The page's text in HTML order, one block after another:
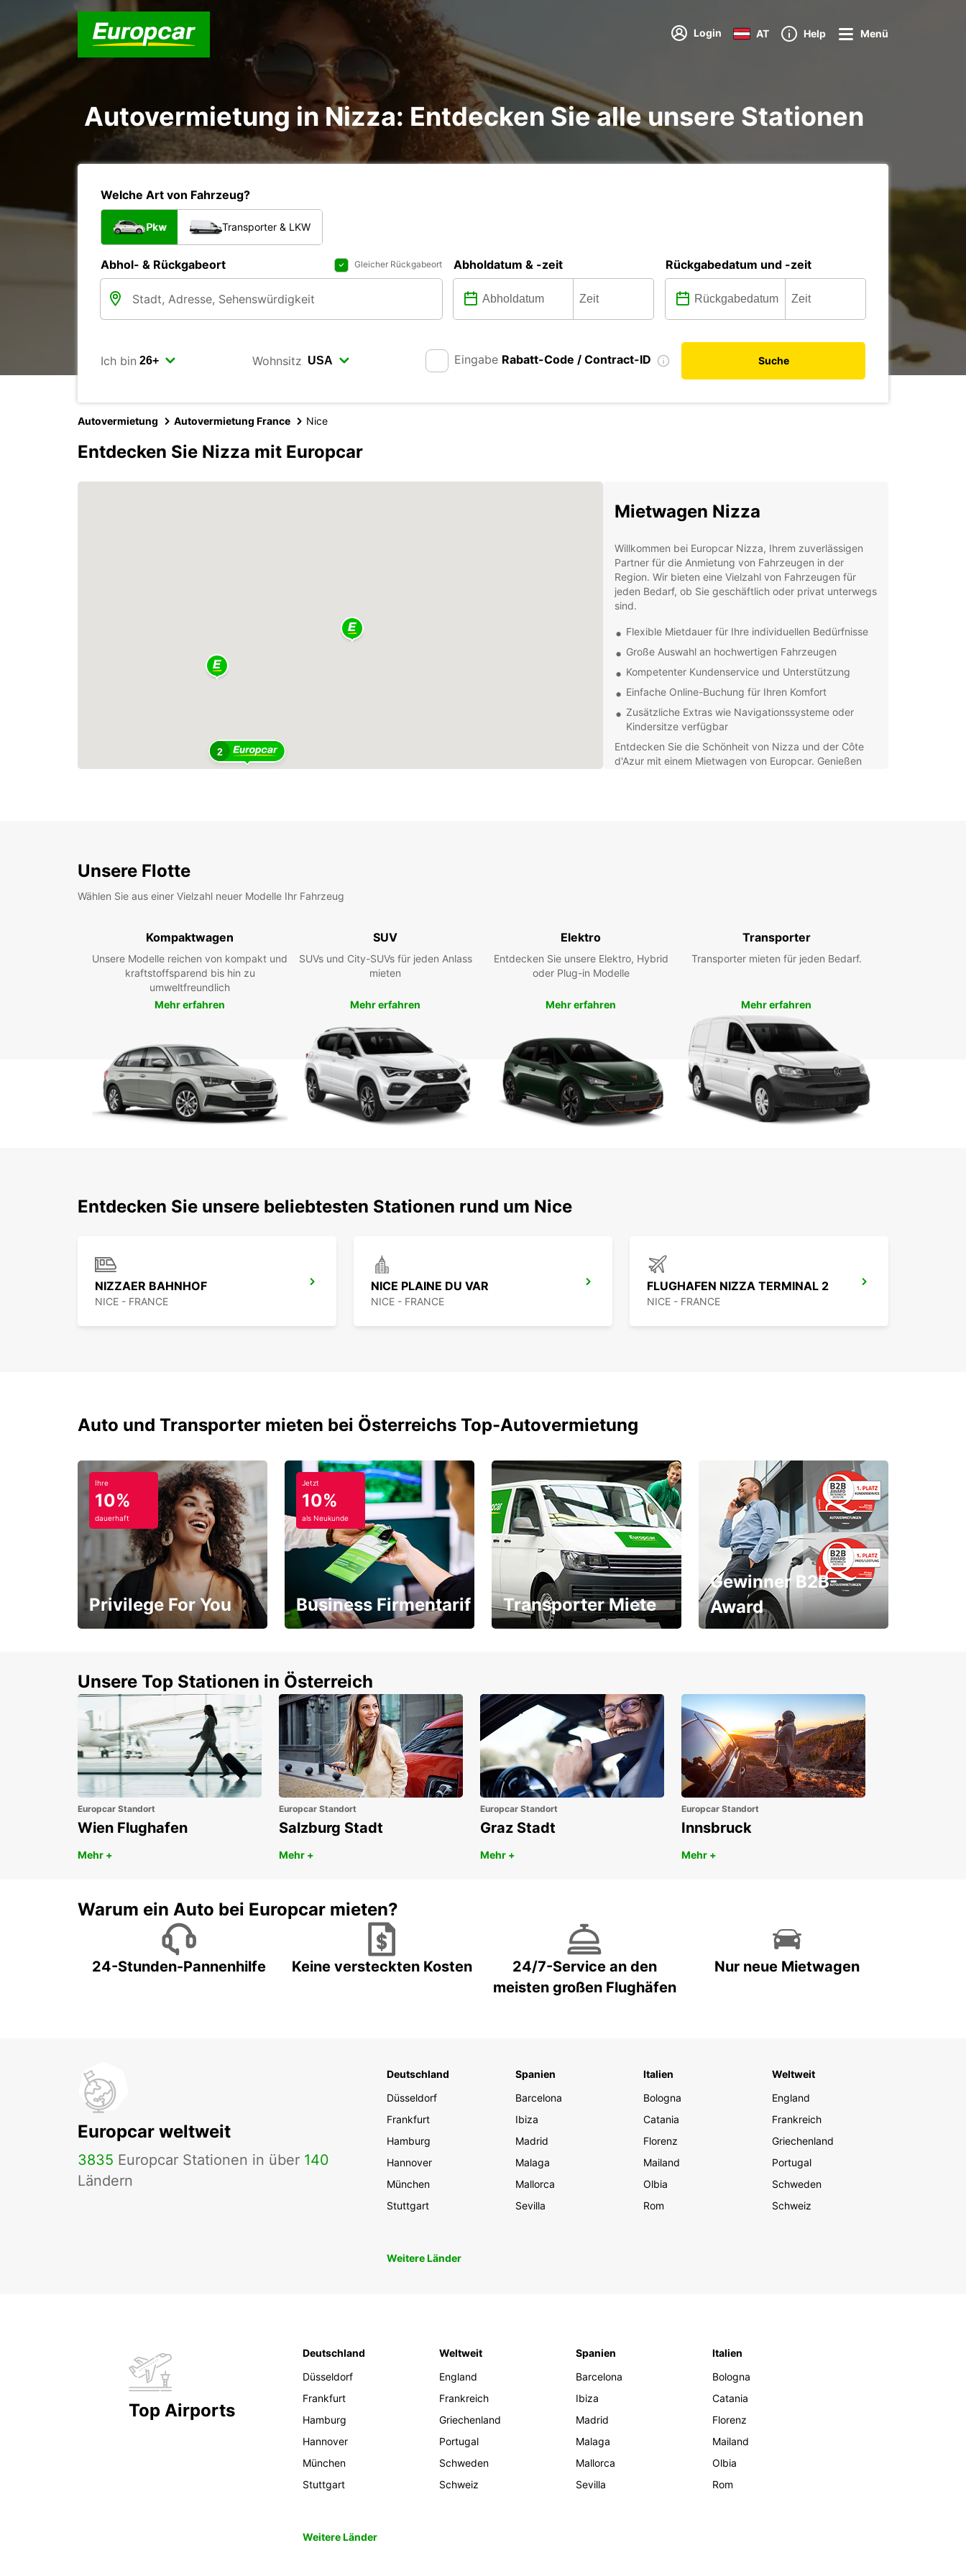
Login AT Help Menü
Autovermietung in Nizza: Entdecken Sie alle unsere Stationen
Welche Art von Fahrzeug?
Pkw Transporter & LKW
Abhol- & Rückgabeort Gleicher Rückgabeort Abholdatum & -zeit Rückgabedatum und -zeit
Ich bin Wohnsitz Eingabe Rabatt-Code / Contract-ID Suche
Autovermietung Autovermietung France Nice
Entdecken Sie Nizza mit Europcar
2
Mietwagen Nizza
Willkommen bei Europcar Nizza, Ihrem zuverlässigen
Partner für die Anmietung von Fahrzeugen in der
Region. Wir bieten eine Vielzahl von Fahrzeugen für
jeden Bedarf, ob Sie geschäftlich oder privat unterwegs
sind.
Flexible Mietdauer für Ihre individuellen Bedürfnisse
Große Auswahl an hochwertigen Fahrzeugen
Kompetenter Kundenservice und Unterstützung
Einfache Online-Buchung für Ihren Komfort
Zusätzliche Extras wie Navigationssysteme oder
Kindersitze verfügbar
Entdecken Sie die Schönheit von Nizza und der Côte
d'Azur mit einem Mietwagen von Europcar. Genießen
Abenteuer zur Seite zu stehen.
Unsere Flotte
Wählen Sie aus einer Vielzahl neuer Modelle Ihr Fahrzeug
Kompaktwagen
Unsere Modelle reichen von kompakt und
kraftstoffsparend bis hin zu
umweltfreundlich
Mehr erfahren
SUV
SUVs und City-SUVs für jeden Anlass
mieten
Mehr erfahren
Elektro
Entdecken Sie unsere Elektro, Hybrid
oder Plug-in Modelle
Mehr erfahren
Transporter
Transporter mieten für jeden Bedarf.
Mehr erfahren
Entdecken Sie unsere beliebtesten Stationen rund um Nice
NIZZAER BAHNHOF
NICE - FRANCE
NICE PLAINE DU VAR
NICE - FRANCE
FLUGHAFEN NIZZA TERMINAL 2
NICE - FRANCE
Auto und Transporter mieten bei Österreichs Top-Autovermietung
Ihre
10%
dauerhaft
Privilege For You
Jetzt
10%
als Neukunde
Business Firmentarif Transporter Miete
Gewinner B2B-
Award
Unsere Top Stationen in Österreich
Europcar Standort
Wien Flughafen
Mehr +
Europcar Standort
Salzburg Stadt
Mehr +
Europcar Standort
Graz Stadt
Mehr +
Europcar Standort
Innsbruck
Mehr +
Warum ein Auto bei Europcar mieten?
24-Stunden-Pannenhilfe Keine versteckten Kosten
24/7-Service an den
meisten großen Flughäfen
Nur neue Mietwagen
Europcar weltweit
3835 Europcar Stationen in über 140
Ländern
Deutschland
Düsseldorf
Frankfurt
Hamburg
Hannover
München
Stuttgart
Spanien
Barcelona
Ibiza
Madrid
Malaga
Mallorca
Sevilla
Italien
Bologna
Catania
Florenz
Mailand
Olbia
Rom
Weltweit
England
Frankreich
Griechenland
Portugal
Schweden
Schweiz
Weitere Länder
Top Airports
Deutschland
Düsseldorf
Frankfurt
Hamburg
Hannover
München
Stuttgart
Weltweit
England
Frankreich
Griechenland
Portugal
Schweden
Schweiz
Spanien
Barcelona
Ibiza
Madrid
Malaga
Mallorca
Sevilla
Italien
Bologna
Catania
Florenz
Mailand
Olbia
Rom
Weitere Länder